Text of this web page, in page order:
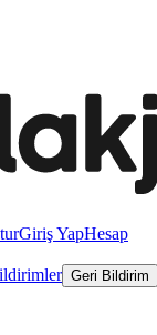
Giriş YapHesap
Geri Bildirim